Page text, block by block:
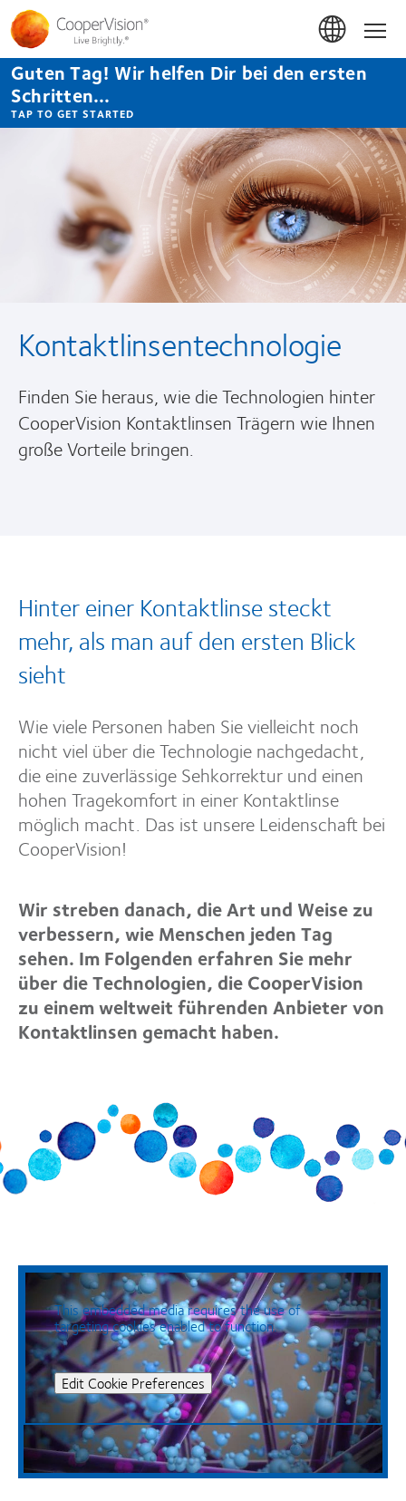
Direkt
zum
Inhalt
Guten Tag! Wir helfen Dir bei den ersten
Schritten...
TAP TO GET STARTED
Kontaktlinsentechnologie
Finden Sie heraus, wie die Technologien hinter
CooperVision Kontaktlinsen Trägern wie Ihnen
große Vorteile bringen.
Hinter einer Kontaktlinse steckt
mehr, als man auf den ersten Blick
sieht
Wie viele Personen haben Sie vielleicht noch
nicht viel über die Technologie nachgedacht,
die eine zuverlässige Sehkorrektur und einen
hohen Tragekomfort in einer Kontaktlinse
möglich macht. Das ist unsere Leidenschaft bei
CooperVision!
Wir streben danach, die Art und Weise zu
verbessern, wie Menschen jeden Tag
sehen. Im Folgenden erfahren Sie mehr
über die Technologien, die CooperVision
zu einem weltweit führenden Anbieter von
Kontaktlinsen gemacht haben.
This embedded media requires the use of
targeting cookies enabled to function.
Edit Cookie Preferences